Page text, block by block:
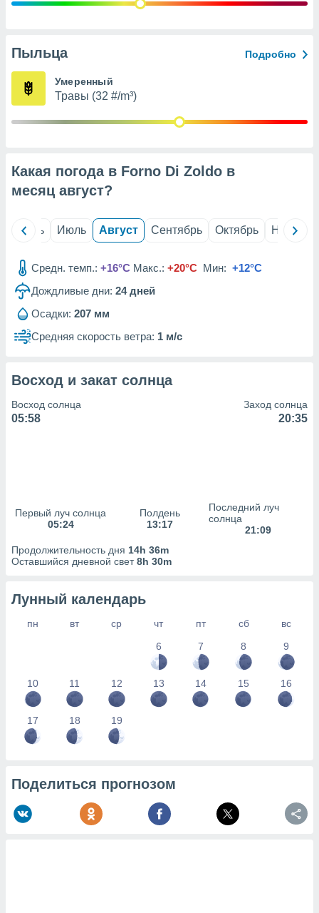
рекламы
сведения
1199
Пыльца Подробно
Умеренный
Травы (32 #/m³)
Какая погода в Forno Di Zoldo в
месяц август?
Июнь Июль Август Сентябрь Октябрь Ноябрь
Средн. темп.: +16°C Макс.: +20°C Мин: +12°C
Дождливые дни: 24дней
Осадки: 207 мм
Средняя скорость ветра: 1 м/с
Восход и закат солнца
Восход солнца
05:58
Заход солнца
20:35
Первый луч солнца
05:24
Полдень
13:17
Последний луч
солнца
21:09
Продолжительность дня 14h 36m
Оставшийся дневной свет8h 30m
Лунный календарь
пн вт ср чт пт сб
вс
6
7 8 9
10 11 12 13 14 15 16
17 18 19
Поделиться прогнозом